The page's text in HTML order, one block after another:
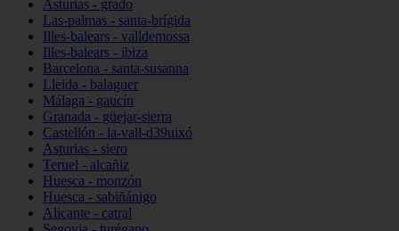
Asturias - grado
Las-palmas - santa-brígida
Illes-balears - valldemossa
Illes-balears - ibiza
Barcelona - santa-susanna
Lleida - balaguer
Málaga - gaucín
Granada - güejar-sierra
Castellón - la-vall-d39uixó
Asturias - siero
Teruel - alcañiz
Huesca - monzón
Huesca - sabiñánigo
Alicante - catral